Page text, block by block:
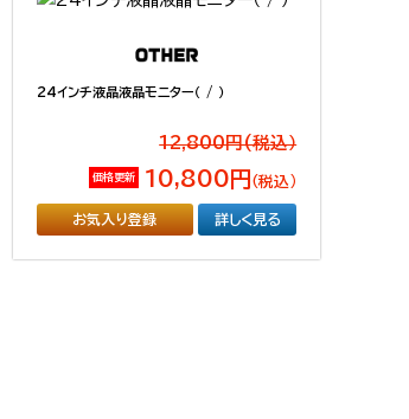
24インチ液晶液晶モニター（ / ）
12,800円(税込）
価格更新 10,800円 （税込）
お気入り登録 詳しく見る